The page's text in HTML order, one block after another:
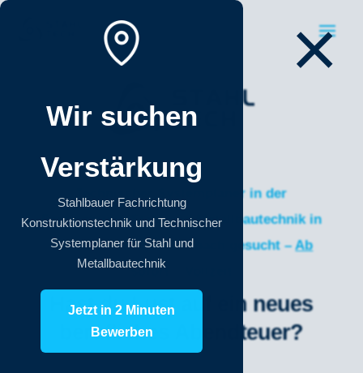
Technischer Systemplaner in der
Fachrichtung Stahl und Metallbautechnik in
Vollzeit (m/w/d) in Bexbach gesucht –Ab
sofort – Vollzeit
Hast du Lust auf ein neues
berufliches Abendteuer?
×
Wir suchen
Verstärkung
Stahlbauer Fachrichtung
Konstruktionstechnik und Technischer
Systemplaner für Stahl und
Metallbautechnik
Jetzt in 2 Minuten
Bewerben